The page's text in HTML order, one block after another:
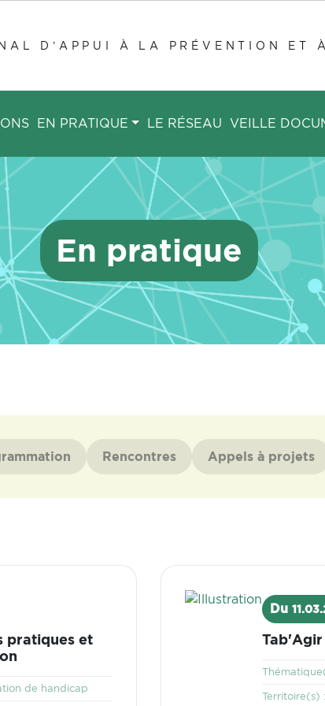
D’APPUI À LA PRÉVENTION ET
EN PRATIQUE LE RÉSEAU VEILLE
En pratique
Rencontres Appels à projets
pratiques et
de handicap
Visuel
Du
Territoire(s) :